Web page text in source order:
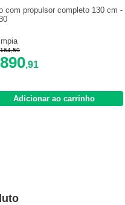
com propulsor completo 130 cm -
890,91
Adicionar ao carrinho